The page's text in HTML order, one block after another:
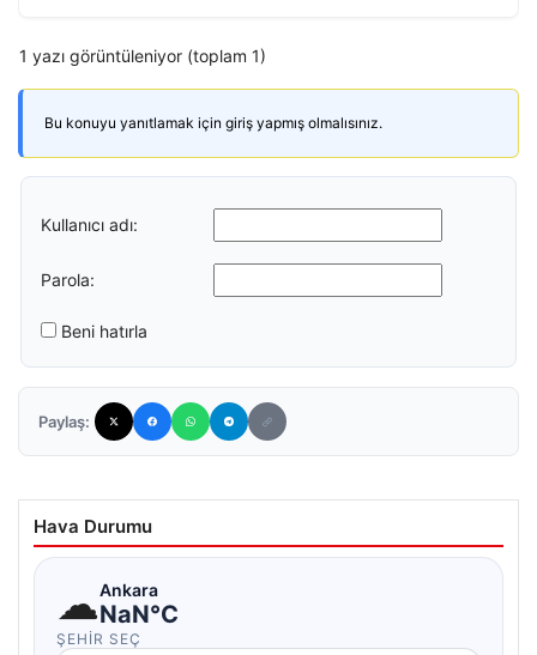
1 yazı görüntüleniyor (toplam 1)
Bu konuyu yanıtlamak için giriş yapmış olmalısınız.
Kullanıcı adı:
Parola:
Beni hatırla
Paylaş:
Hava Durumu
☁Ankara
NaN°C
ŞEHIR SEÇ